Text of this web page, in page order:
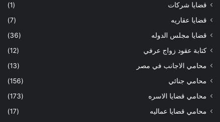
قضايا شركات
(1)
قضايا عقاريه
(7)
قضايا مجلس الدوله
(36)
كتابة عقود زواج عرفي
(12)
محامي الاجانب في مصر
(13)
محامي جنائي
(156)
محامي قضايا الاسره
(173)
محامي قضايا عماليه
(17)